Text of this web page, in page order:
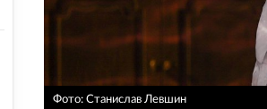
Фото: Станислав Левшин